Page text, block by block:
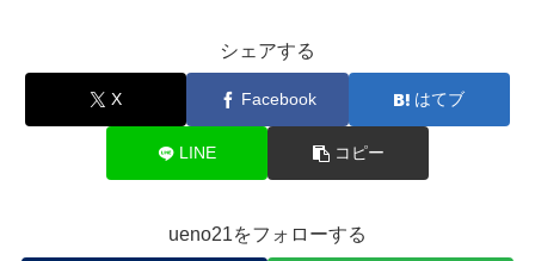
シェアする
X Facebook はてブ
LINE コピー
ueno21をフォローする